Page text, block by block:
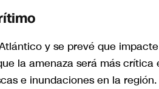
y se prevé que
la amenaza será más crítica
e inundaciones en la